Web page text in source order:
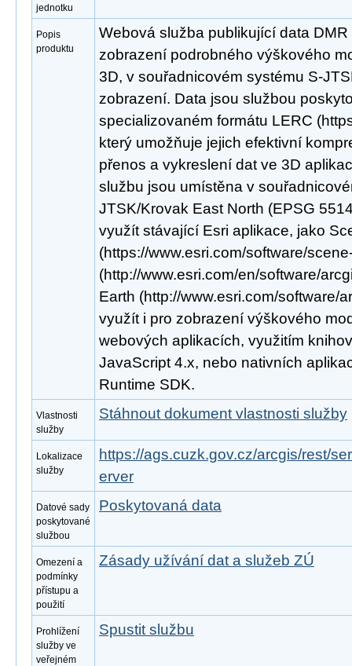
jednotku
Popis
produktu
Webová služba publikující data
zobrazení podrobného výškového
3D, v souřadnicovém systému S-
zobrazení. Data jsou službou
specializovaném formátu LERC
který umožňuje jejich efektivní
přenos a vykreslení dat ve 3D
službu jsou umístěna v
JTSK/Krovak East North (EPSG
využít stávající Esri aplikace, jako
(https://www.esri.com/software/
(http://www.esri.com/en/software/
Earth (http://www.esri.com/software/
využít i pro zobrazení výškového
webových aplikacích, využitím
JavaScript 4.x, nebo nativních
Runtime SDK.
Vlastnosti
služby
Stáhnout dokument vlastnosti služby
Lokalizace
služby
https://ags.cuzk.gov.cz/arcgis/rest/
erver
Datové sady
poskytované
službou
Poskytovaná data
Omezení a
podmínky
přístupu a
použití
Zásady užívání dat a služeb ZÚ
Prohlížení
služby ve
veřejném
Spustit službu